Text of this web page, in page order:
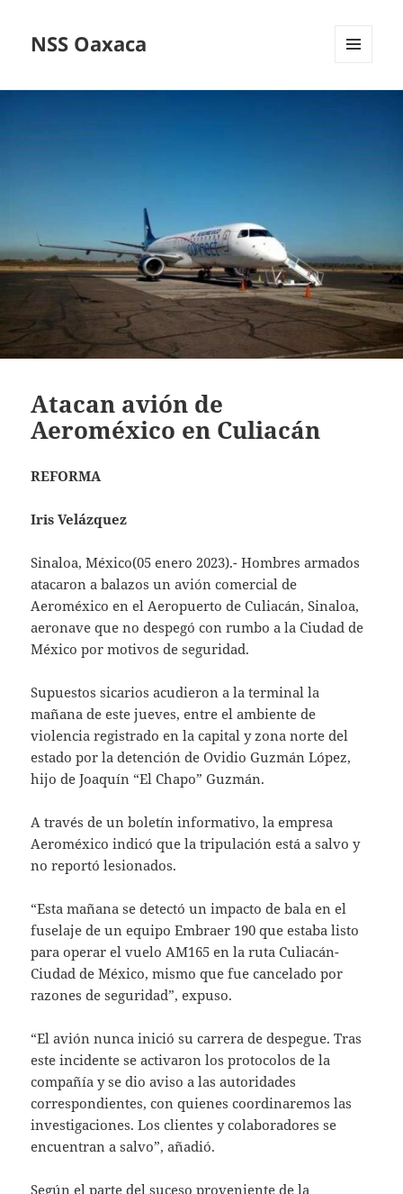
NSS Oaxaca
Atacan avión de
Aeroméxico en Culiacán
REFORMA
Iris Velázquez
Sinaloa, México(05 enero 2023).- Hombres armados
atacaron a balazos un avión comercial de
Aeroméxico en el Aeropuerto de Culiacán, Sinaloa,
aeronave que no despegó con rumbo a la Ciudad de
México por motivos de seguridad.
Supuestos sicarios acudieron a la terminal la
mañana de este jueves, entre el ambiente de
violencia registrado en la capital y zona norte del
estado por la detención de Ovidio Guzmán López,
hijo de Joaquín “El Chapo” Guzmán.
A través de un boletín informativo, la empresa
Aeroméxico indicó que la tripulación está a salvo y
no reportó lesionados.
“Esta mañana se detectó un impacto de bala en el
fuselaje de un equipo Embraer 190 que estaba listo
para operar el vuelo AM165 en la ruta Culiacán-
Ciudad de México, mismo que fue cancelado por
razones de seguridad”, expuso.
“El avión nunca inició su carrera de despegue. Tras
este incidente se activaron los protocolos de la
compañía y se dio aviso a las autoridades
correspondientes, con quienes coordinaremos las
investigaciones. Los clientes y colaboradores se
encuentran a salvo”, añadió.
Según el parte del suceso proveniente de la